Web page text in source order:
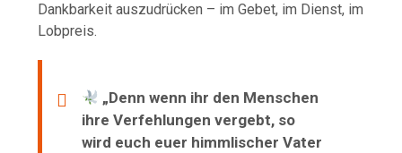
Dankbarkeitauszudrücken – imGebet, im Dienst, im
Lobpreis.
„Dennwenn ihr den Menschen
ihreVerfehlungenvergebt, so
wird euch euer himmlischerVater